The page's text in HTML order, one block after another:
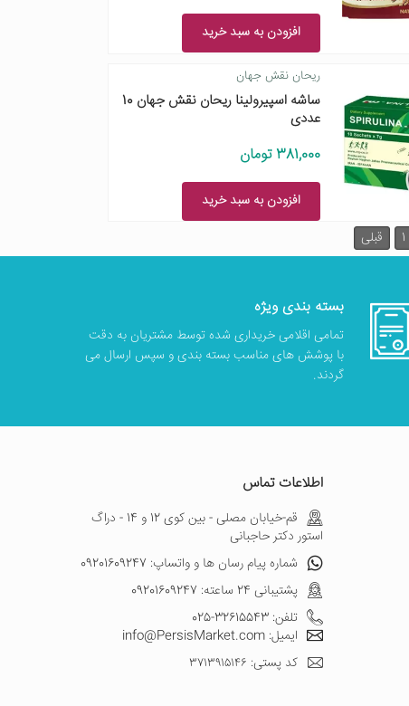
افزودن به سبد خرید
ریحان نقش جهان
ساشه اسپیرولینا ریحان نقش جهان 10
عددی
381,000 تومان
افزودن به سبد خرید
قبلی
1
بسته بندی ویژه
تمامی اقلامی خریداری شده توسط مشتریان به دقت
با پوشش های مناسب بسته بندی و سپس ارسال می
گردند.
اطلاعات تماس
قم-خیابان مصلی - بین کوی 12 و 14 - دراگ
استور دکتر حاجبانی
شماره پیام رسان ها و واتساپ: 09201609247
پشتیبانی 24 ساعته: 09201609247
تلفن: 32615543-025
ایمیل: info@PersisMarket.com
کد پستی: ۳۷۱۳۹۱۵۱۴۶